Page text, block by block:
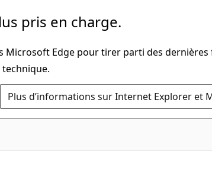
pris en charge.
Microsoft Edge pour tirer parti des
Plus d’informations sur Internet Explorer et